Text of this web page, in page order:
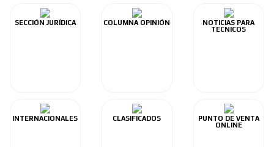
SECCIÓN JURÍDICA COLUMNA OPINIÓN
NOTICIAS PARA
TECNICOS
INTERNACIONALES CLASIFICADOS
PUNTO DE VENTA
ONLINE